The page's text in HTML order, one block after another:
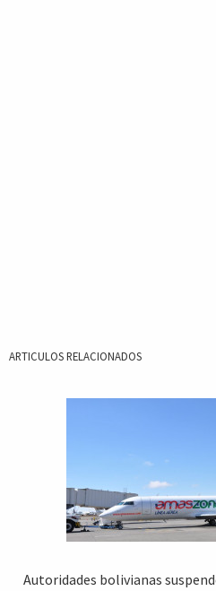
ARTICULOS RELACIONADOS
Autoridades bolivianas